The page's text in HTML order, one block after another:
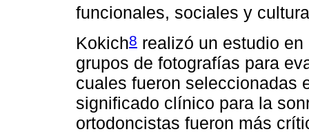
funcionales, sociales y
Kokich8 realizó un estudio
grupos de fotografías para
cuales fueron seleccionadas
significado clínico para la
ortodoncistas fueron más